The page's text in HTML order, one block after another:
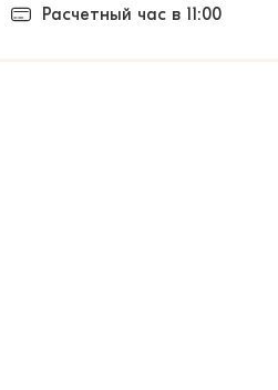
Расчетный час в 11:00